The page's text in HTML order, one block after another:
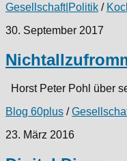
Gesellschaft|Politik /
30. September 2017
Horst Peter Pohl über
Blog 60plus /
23. März 2016